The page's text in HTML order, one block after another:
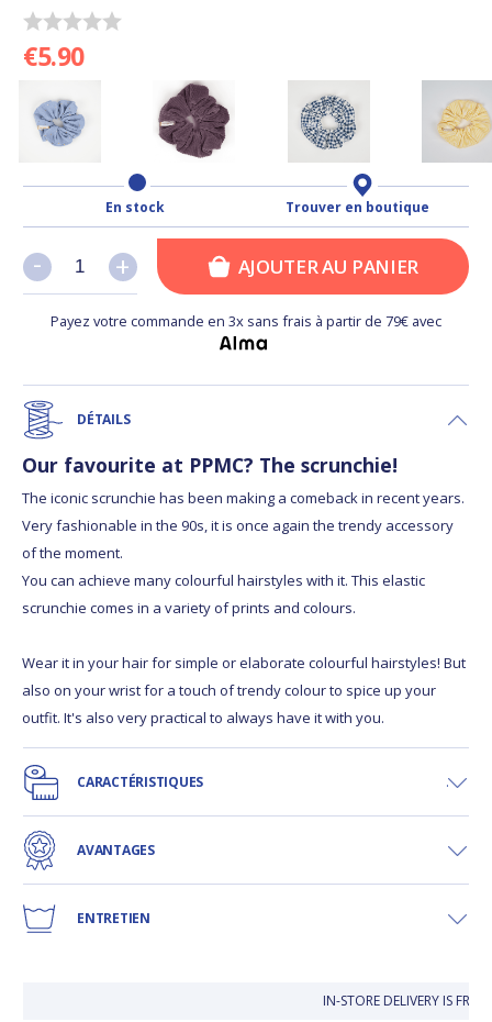
€5.90
En stock Trouver en boutique
+
- +
- AJOUTER AU PANIER
Payez votre commande en 3x sans frais à partir de 79€ avec
DÉTAILS
Our favourite at PPMC? The scrunchie!
The iconic scrunchie has been making a comeback in recent years.
Very fashionable in the 90s, it is once again the trendy accessory
of the moment.
You can achieve many colourful hairstyles with it. This elastic
scrunchie comes in a variety of prints and colours.
Wear it in your hair for simple or elaborate colourful hairstyles! But
also on your wrist for a touch of trendy colour to spice up your
outfit. It's also very practical to always have it with you.
CARACTÉRISTIQUES
AVANTAGES
ENTRETIEN
IN-STORE DELIVERY IS FREE